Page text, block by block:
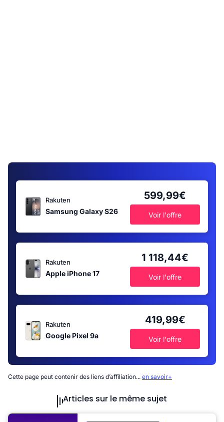
Rakuten
Samsung Galaxy S26
599,99€
Voir l'offre
Rakuten
Apple iPhone 17
1 118,44€
Voir l'offre
Rakuten
Google Pixel 9a
419,99€
Voir l'offre
Cette page peut contenir des liens d’affiliation... en savoir+
Articles sur le même sujet